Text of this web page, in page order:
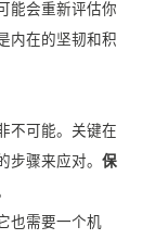
能会重新评估你
内在的坚韧和积
不可能。关键在
骤来应对。 保
也需要一个机